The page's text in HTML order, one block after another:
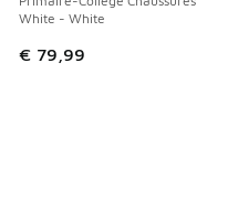
White - White
€ 79,99